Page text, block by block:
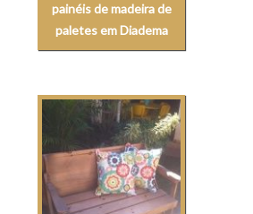
painéis de madeira de
paletes em Diadema